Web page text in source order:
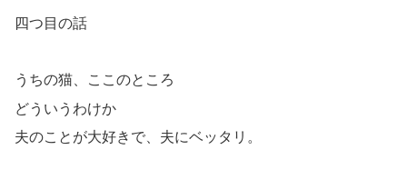
四つ目の話
うちの猫、ここのところ
どういうわけか
夫のことが大好きで、夫にベッタリ。